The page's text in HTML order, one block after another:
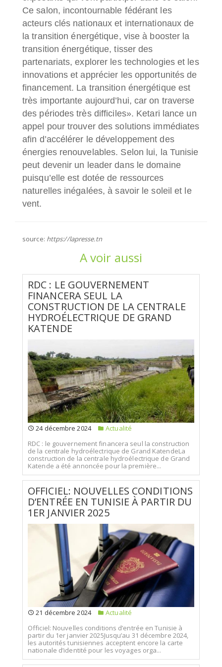
Ce salon, incontournable fédérant les
acteurs clés nationaux et internationaux de
la transition énergétique, vise à booster la
transition énergétique, tisser des
partenariats, explorer les technologies et les
innovations et apprécier les opportunités de
financement. La transition énergétique est
très importante aujourd’hui, car on traverse
des périodes très difficiles». Ketari lance un
appel pour trouver des solutions immédiates
afin d’accélérer le développement des
énergies renouvelables. Selon lui, la Tunisie
peut devenir un leader dans le domaine
puisqu’elle est dotée de ressources
naturelles inégalées, à savoir le soleil et le
vent.
source: https://lapresse.tn
A voir aussi
RDC : LE GOUVERNEMENT
FINANCERA SEUL LA
CONSTRUCTION DE LA CENTRALE
HYDROÉLECTRIQUE DE GRAND
KATENDE
24 décembre 2024
Actualité
RDC : le gouvernement financera seul la construction
de la centrale hydroélectrique de Grand KatendeLa
construction de la centrale hydroélectrique de Grand
Katende a été annoncée pour la première...
OFFICIEL: NOUVELLES CONDITIONS
D’ENTRÉE EN TUNISIE À PARTIR DU
1ER JANVIER 2025
21 décembre 2024
Actualité
Officiel: Nouvelles conditions d’entrée en Tunisie à
partir du 1er janvier 2025Jusqu’au 31 décembre 2024,
les autorités tunisiennes acceptent encore la carte
nationale d’identité pour les voyages orga...